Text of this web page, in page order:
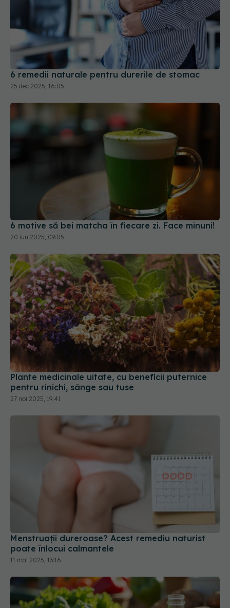
6 remedii naturale pentru durerile de stomac
25 dec 2025, 16:05
6 motive să bei matcha în fiecare zi. Face minuni!
20 iun 2025, 09:05
Plante medicinale uitate, cu beneficii puternice
pentru rinichi, sânge sau tuse
27 noi 2025, 19:41
Menstruații dureroase? Acest remediu naturist
poate înlocui calmantele
11 mai 2025, 13:16